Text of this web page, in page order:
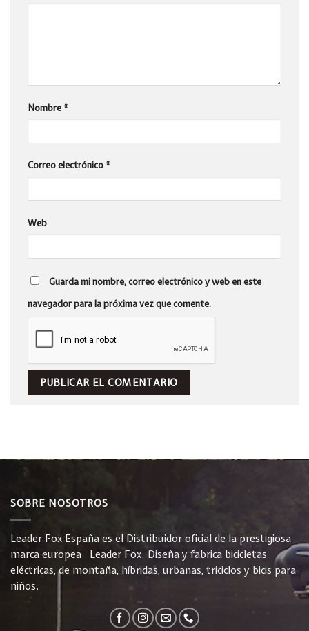
Nombre *
Correo electrónico *
Web
Guarda mi nombre, correo electrónico y web en este
navegador para la próxima vez que comente.
SOBRE NOSOTROS
Leader Fox España es el Distribuidor oficial de la prestigiosa
marca europea Leader Fox. Diseña y fabrica bicicletas
eléctricas, de montaña, híbridas, urbanas, triciclos y bicis para
niños.